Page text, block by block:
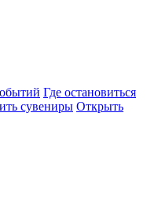
Где остановиться
сувениры Открыть